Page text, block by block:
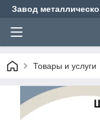
Завод
Товары и услуги